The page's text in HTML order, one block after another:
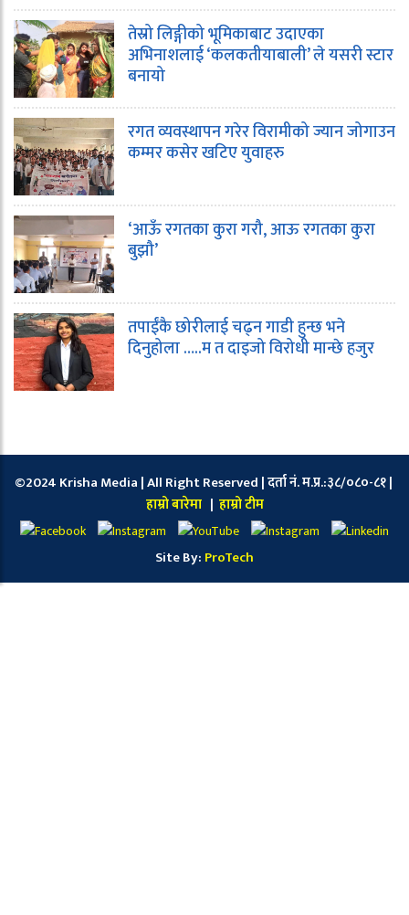
तेस्रो लिङ्गीको भूमिकाबाट उदाएका
अभिनाशलाई ‘कलकतीयाबाली’ ले यसरी स्टार
बनायो
रगत व्यवस्थापन गरेर विरामीको ज्यान जोगाउन
कम्मर कसेर खटिए युवाहरु
‘आऊँ रगतका कुरा गरौ, आऊ रगतका कुरा
बुझौ’
तपाईंकै छोरीलाई चढ्न गाडी हुन्छ भने
दिनुहोला …..म त दाइजो विरोधी मान्छे हजुर
©2024 Krisha Media | All Right Reserved | दर्ता नं. म.प्र.:३८/०८०-८१ |
हाम्रो बारेमा | हाम्रो टीम
Site By: ProTech